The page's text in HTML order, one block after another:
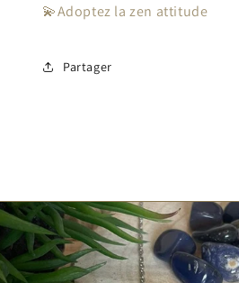
💫Adoptez la zen attitude
Partager